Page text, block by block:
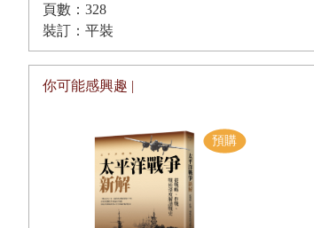
後，蔡順柔、吳紹文、曾昭媛等，在十一日
面也需要複雜精密的統治技藝，婦權會與部
發展出精密的治理技藝，因為「統治的技藝
像、建構、同質化一個對象，但卻無法有效施
頁數：328
裝訂：平裝
你可能感興趣 |